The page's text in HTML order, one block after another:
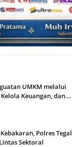
UMKM melalui
Keuangan, dan...
Polres Tegal
Sektoral